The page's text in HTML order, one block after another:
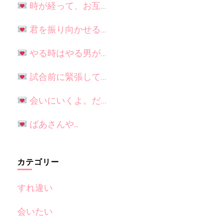
時が経って、お互…
君を振り向かせる…
やる時はやる男が…
試合前に緊張して…
会いにいくよ。だ…
ばあさんや...
カテゴリー
すれ違い
会いたい